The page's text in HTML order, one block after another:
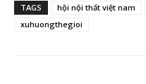
TAGS
hội nội thất việt nam
xuhuongthegioi